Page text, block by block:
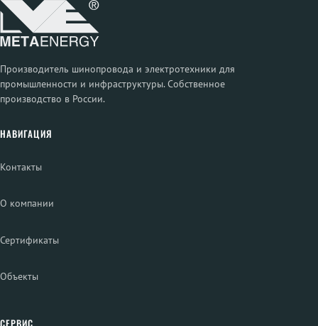
Производитель шинопровода и электротехники для
промышленности и инфраструктуры. Собственное
производство в России.
НАВИГАЦИЯ
Контакты
О компании
Сертификаты
Объекты